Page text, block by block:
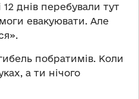
днів перебували тут
евакуювати. Але
побратимів. Коли
а ти нічого